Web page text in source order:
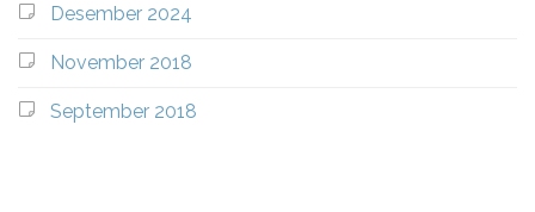
Desember 2024
November 2018
September 2018